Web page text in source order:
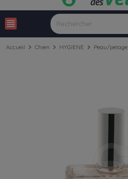
view_headline
Accueil chevron_right Chien chevron_right HYGIENE chevron_right Peau/pelage